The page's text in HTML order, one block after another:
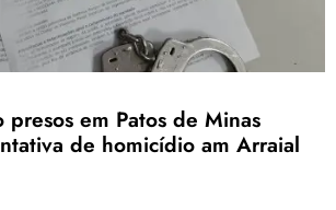
presos em Patos de Minas
de homicídio am Arraial